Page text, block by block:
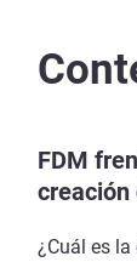
FDM
creación
¿Cuál es